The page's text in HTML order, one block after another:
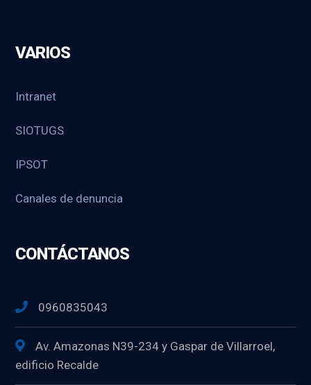
VARIOS
Intranet
SIOTUGS
IPSOT
Canales de denuncia
CONTÁCTANOS
0960835043
Av. Amazonas N39-234 y Gaspar de Villarroel,
edificio Recalde